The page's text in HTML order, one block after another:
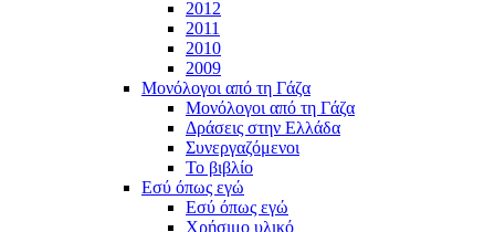
2012
2011
2010
2009
Μονόλογοι από τη Γάζα
Μονόλογοι από τη Γάζα
Δράσεις στην Ελλάδα
Συνεργαζόμενοι
To βιβλίο
Εσύ όπως εγώ
Εσύ όπως εγώ
Χρήσιμο υλικό